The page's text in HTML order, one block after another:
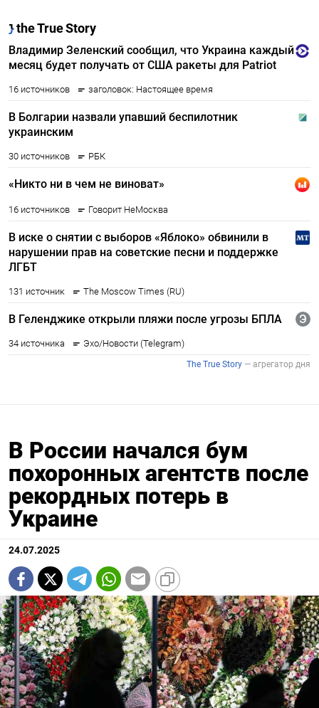
В России начался бум
похоронных агентств после
рекордных потерь в
Украине
24.07.2025